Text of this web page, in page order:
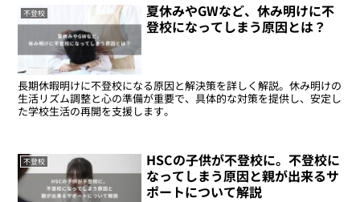
不登校
夏休みやGWなど、休み明けに不
登校になってしまう原因とは？
長期休暇明けに不登校になる原因と解決策を詳しく解説。休み明けの
生活リズム調整と心の準備が重要で、具体的な対策を提供し、安定し
た学校生活の再開を支援します。
不登校
HSCの子供が不登校に。不登校に
なってしまう原因と親が出来るサ
ポートについて解説